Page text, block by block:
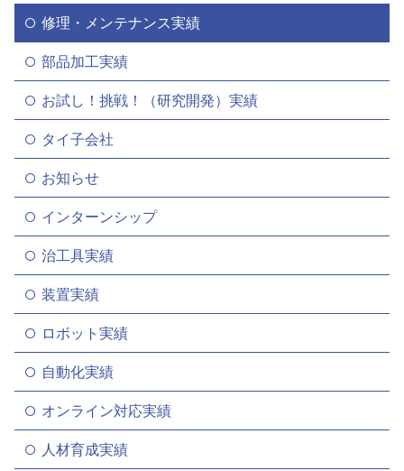
修理・メンテナンス実績
部品加工実績
お試し！挑戦！（研究開発）実績
タイ子会社
お知らせ
インターンシップ
治工具実績
装置実績
ロボット実績
自動化実績
オンライン対応実績
人材育成実績